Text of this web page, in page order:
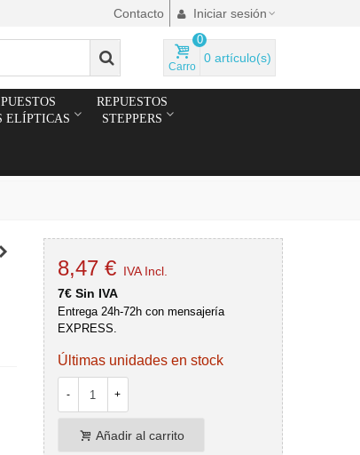
Contacto Iniciar sesión
Carro
0
0 artículo(s)
ELÍPTICAS
REPUESTOS
STEPPERS
8,47 € IVA Incl.
7€ Sin IVA
Entrega 24h-72h con mensajería
EXPRESS.
Últimas unidades en stock
- +
Añadir al carrito